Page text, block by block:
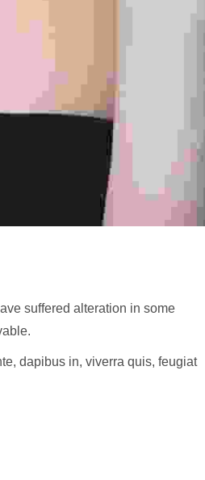
suffered alteration in some
dapibus in, viverra quis, feugiat